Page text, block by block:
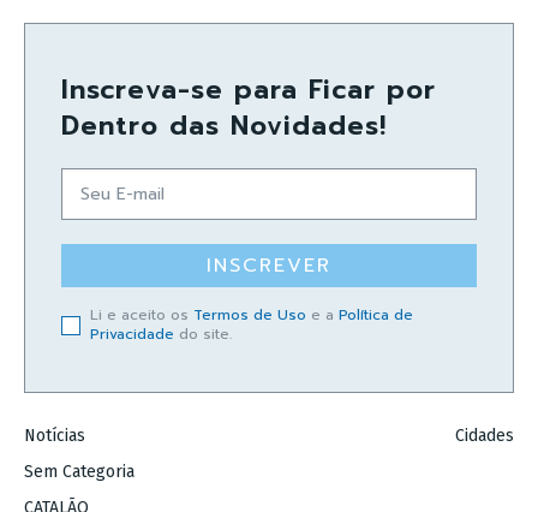
Inscreva-se para Ficar por
Dentro das Novidades!
INSCREVER
Li e aceito os Termos de Uso e a Política de
Privacidade do site.
Notícias
Sem Categoria
CATALÃO
Cidades